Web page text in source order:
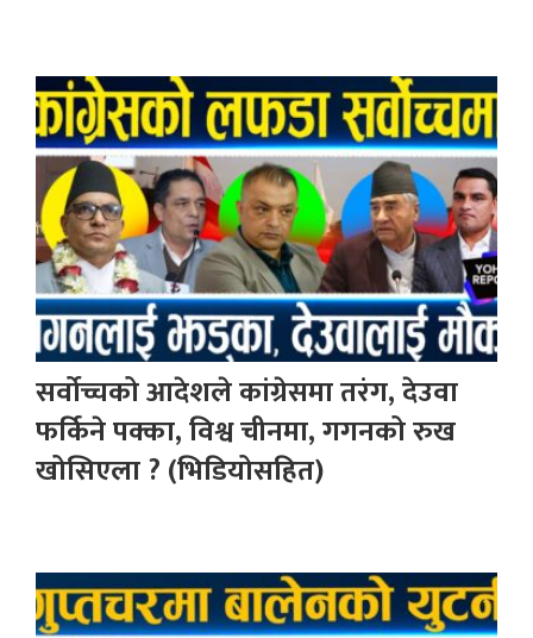
सर्वोच्चको आदेशले कांग्रेसमा तरंग, देउवा
फर्किने पक्का, विश्व चीनमा, गगनको रुख
खोसिएला ? (भिडियोसहित)